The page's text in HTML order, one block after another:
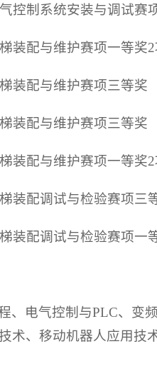
控制系统安装与调试赛
装配与维护赛项一等奖2
装配与维护赛项三等奖
装配与维护赛项三等奖
装配与维护赛项一等奖2
装配调试与检验赛项三
装配调试与检验赛项一
、电气控制与PLC、变
术、移动机器人应用技